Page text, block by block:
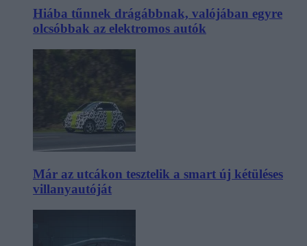
Hiába tűnnek drágábbnak, valójában egyre
olcsóbbak az elektromos autók
Már az utcákon tesztelik a smart új kétüléses
villanyautóját